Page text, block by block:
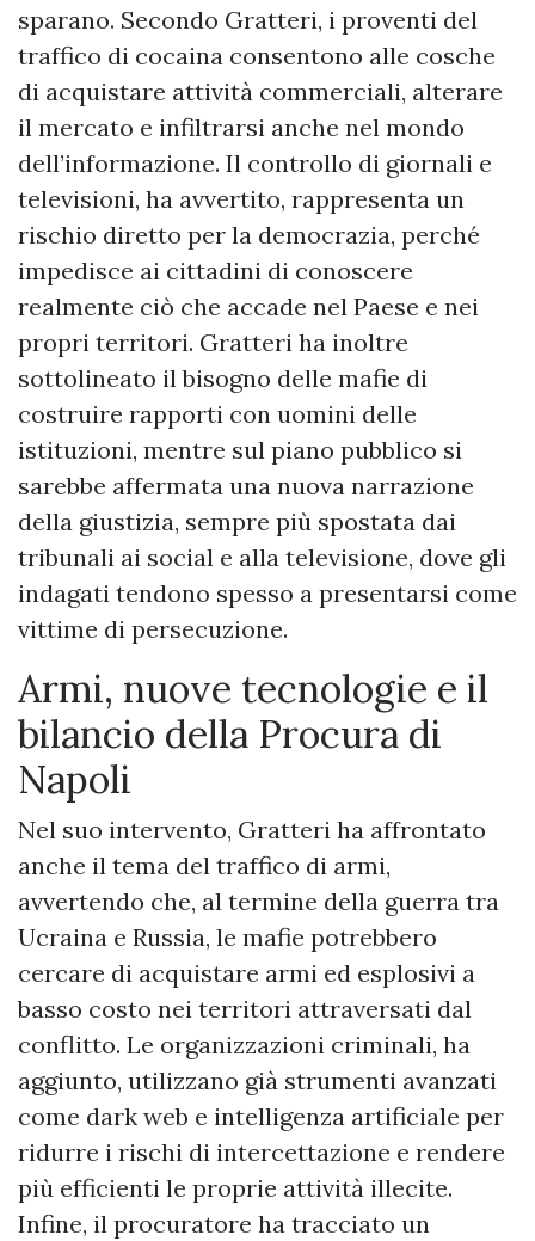
sparano. Secondo Gratteri, i proventi del
traffico di cocaina consentono alle cosche
di acquistare attività commerciali, alterare
il mercato e infiltrarsi anche nel mondo
dell’informazione. Il controllo di giornali e
televisioni, ha avvertito, rappresenta un
rischio diretto per la democrazia, perché
impedisce ai cittadini di conoscere
realmente ciò che accade nel Paese e nei
propri territori. Gratteri ha inoltre
sottolineato il bisogno delle mafie di
costruire rapporti con uomini delle
istituzioni, mentre sul piano pubblico si
sarebbe affermata una nuova narrazione
della giustizia, sempre più spostata dai
tribunali ai social e alla televisione, dove gli
indagati tendono spesso a presentarsi come
vittime di persecuzione.
Armi, nuove tecnologie e il
bilancio della Procura di
Napoli
Nel suo intervento, Gratteri ha affrontato
anche il tema del traffico di armi,
avvertendo che, al termine della guerra tra
Ucraina e Russia, le mafie potrebbero
cercare di acquistare armi ed esplosivi a
basso costo nei territori attraversati dal
conflitto. Le organizzazioni criminali, ha
aggiunto, utilizzano già strumenti avanzati
come dark web e intelligenza artificiale per
ridurre i rischi di intercettazione e rendere
più efficienti le proprie attività illecite.
Infine, il procuratore ha tracciato un